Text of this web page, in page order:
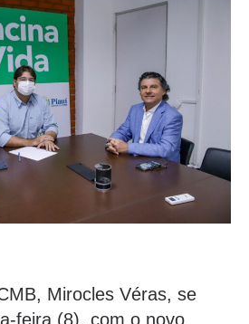
Mirocles Véras, se
feira (8), com o novo